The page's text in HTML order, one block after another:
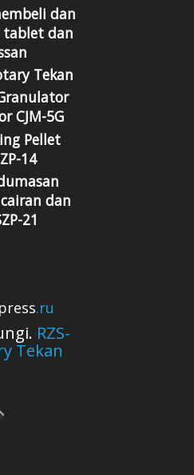
.ru
RZS-
Tekan
dan
tablet dan
Tekan
CJM-5G
Pellet
14
dan
21